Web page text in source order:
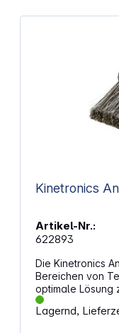
Artikel-Nr.:
622893
Die Kinetronics
Bereichen von
optimale Lösung
beispielsweise
befreien die
Lagernd,